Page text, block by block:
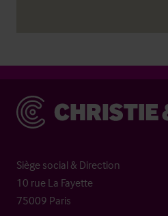
Christie & Co
Siège social & Direction
10 rue La Fayette
75009 Paris